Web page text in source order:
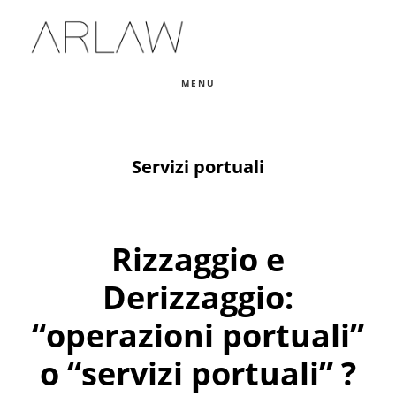
MENU
Servizi portuali
Rizzaggio e
Derizzaggio:
“operazioni portuali”
o “servizi portuali” ?